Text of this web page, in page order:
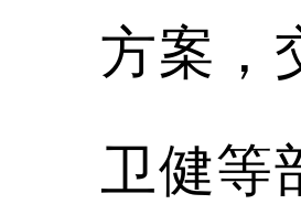
方案，
卫健等